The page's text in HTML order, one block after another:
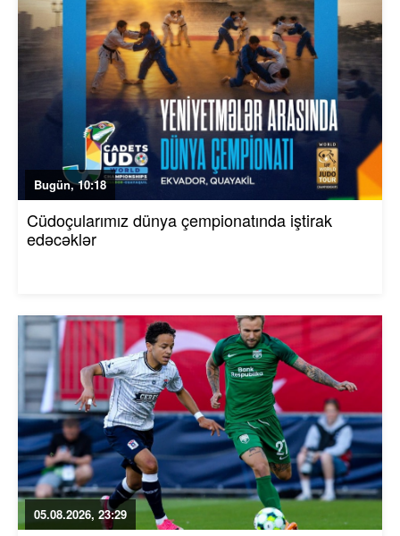
Bugün, 10:18
Cüdoçularımız dünya çempionatında iştirak
edəcəklər
05.08.2026, 23:29